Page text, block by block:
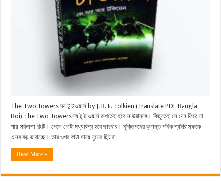
The Two Towers দ্য টু টাওয়ার্স by J. R. R. Tolkien (Translate PDF Bangla
Boi) The Two Towers দ্য টু টাওয়ার্স রুখতেই হবে সাউরানকে। কিছুতেই সে যেন ফিরে না
পায় সর্বনাশা রিংটি। পেলে গােটা মধ্যবিশ্ব হবে ছারখার। মুক্তিপথের ক্লান্ত পথিক শ্যন্ত্রিাসফকে
এসব বড় ভাবাচ্ছে। তার ওপর কাটা ঘায়ে নুনের ছিটার’ …
Read More »